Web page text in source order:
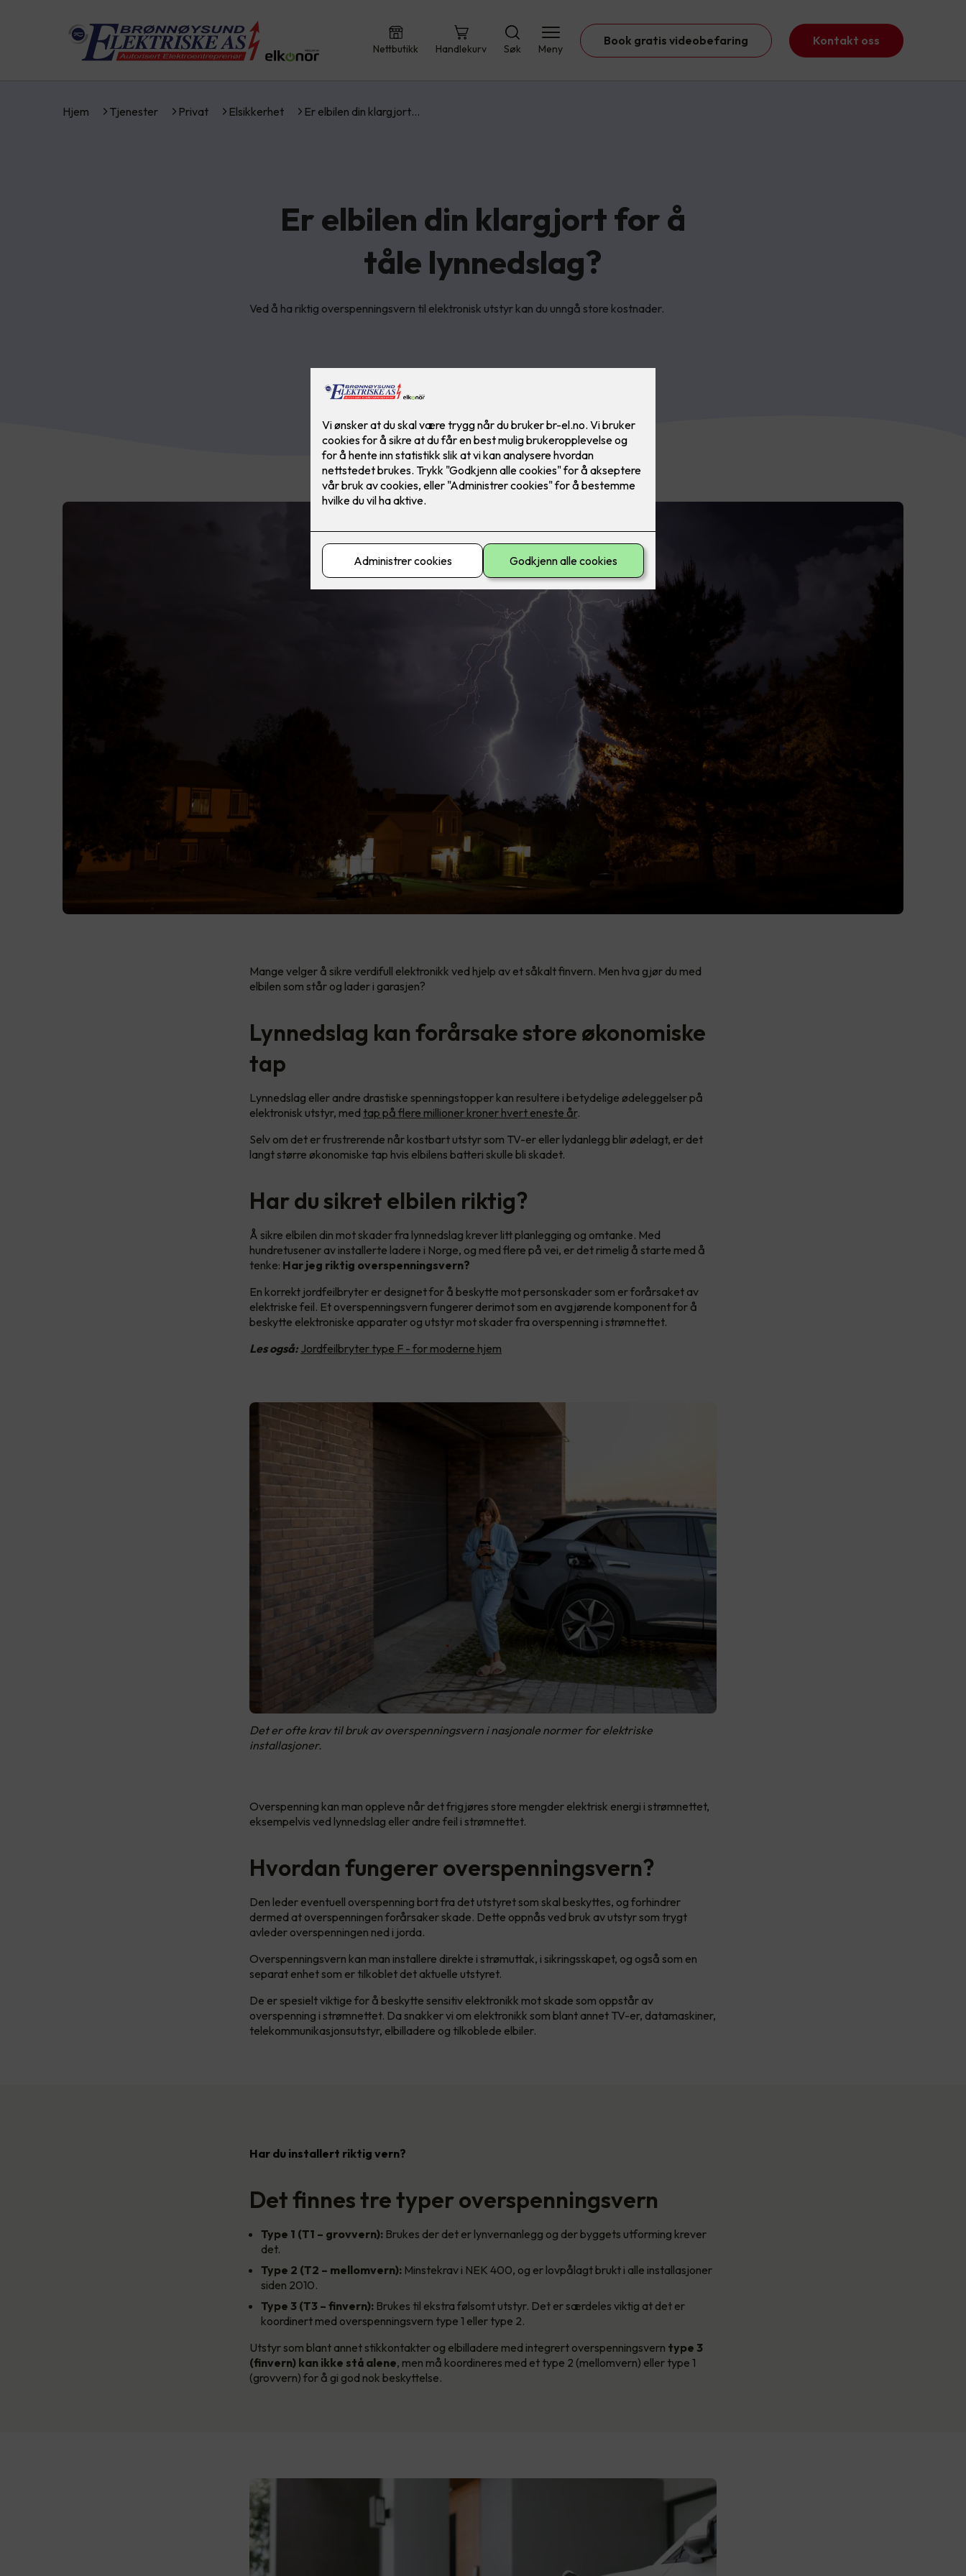
Nettbutikk Handlekurv Søk Meny
Book gratis videobefaring Kontakt oss
Hjem Tjenester Privat Elsikkerhet Er elbilen din klargjort…
Er elbilen din klargjort for å
tåle lynnedslag?
Ved å ha riktig overspenningsvern til elektronisk utstyr kan du unngå store kostnader.
Mange velger å sikre verdifull elektronikk ved hjelp av et såkalt finvern. Men hva gjør du med
elbilen som står og lader i garasjen?
Lynnedslag kan forårsake store økonomiske
tap
Lynnedslag eller andre drastiske spenningstopper kan resultere i betydelige ødeleggelser på
elektronisk utstyr, med tap på flere millioner kroner hvert eneste år.
Selv om det er frustrerende når kostbart utstyr som TV-er eller lydanlegg blir ødelagt, er det
langt større økonomiske tap hvis elbilens batteri skulle bli skadet.
Har du sikret elbilen riktig?
Å sikre elbilen din mot skader fra lynnedslag krever litt planlegging og omtanke. Med
hundretusener av installerte ladere i Norge, og med flere på vei, er det rimelig å starte med å
tenke: Har jeg riktig overspenningsvern?
En korrekt jordfeilbryter er designet for å beskytte mot personskader som er forårsaket av
elektriske feil. Et overspenningsvern fungerer derimot som en avgjørende komponent for å
beskytte elektroniske apparater og utstyr mot skader fra overspenning i strømnettet.
Les også: Jordfeilbryter type F - for moderne hjem
Det er ofte krav til bruk av overspenningsvern i nasjonale normer for elektriske
installasjoner.
Overspenning kan man oppleve når det frigjøres store mengder elektrisk energi i strømnettet,
eksempelvis ved lynnedslag eller andre feil i strømnettet.
Hvordan fungerer overspenningsvern?
Den leder eventuell overspenning bort fra det utstyret som skal beskyttes, og forhindrer
dermed at overspenningen forårsaker skade. Dette oppnås ved bruk av utstyr som trygt
avleder overspenningen ned i jorda.
Overspenningsvern kan man installere direkte i strømuttak, i sikringsskapet, og også som en
separat enhet som er tilkoblet det aktuelle utstyret.
De er spesielt viktige for å beskytte sensitiv elektronikk mot skade som oppstår av
overspenning i strømnettet. Da snakker vi om elektronikk som blant annet TV-er, datamaskiner,
telekommunikasjonsutstyr, elbilladere og tilkoblede elbiler.
Har du installert riktig vern?
Det finnes tre typer overspenningsvern
Type 1 (T1 – grovvern): Brukes der det er lynvernanlegg og der byggets utforming krever
det.
Type 2 (T2 – mellomvern): Minstekrav i NEK 400, og er lovpålagt brukt i alle installasjoner
siden 2010.
Type 3 (T3 – finvern): Brukes til ekstra følsomt utstyr. Det er særdeles viktig at det er
koordinert med overspenningsvern type 1 eller type 2.
Utstyr som blant annet stikkontakter og elbilladere med integrert overspenningsvern type 3
(finvern) kan ikke stå alene, men må koordineres med et type 2 (mellomvern) eller type 1
(grovvern) for å gi god nok beskyttelse.